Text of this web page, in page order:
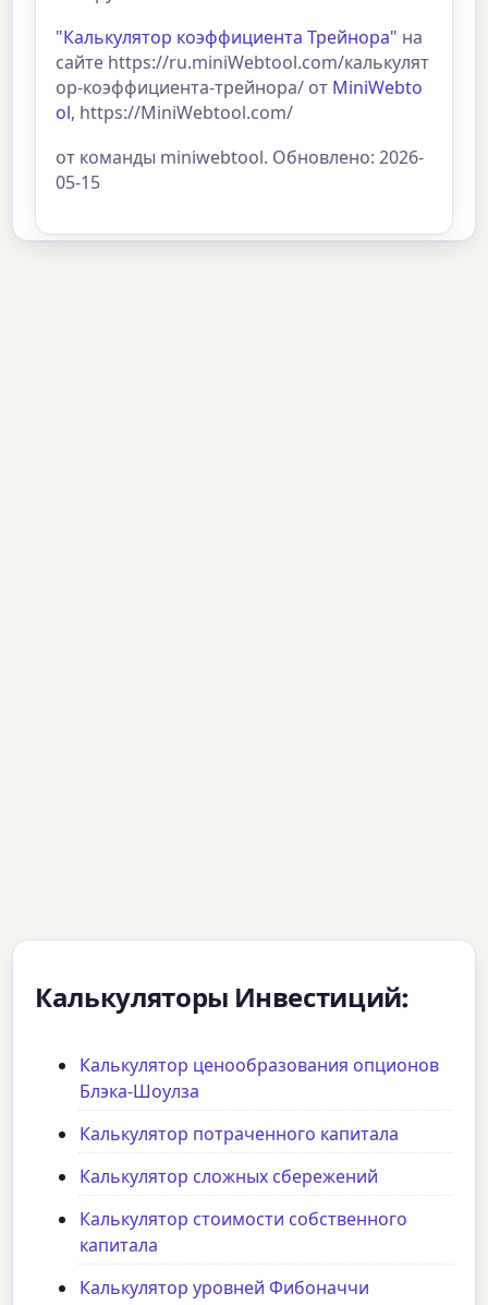
"Калькулятор коэффициента Трейнора" на
сайте https://ru.miniWebtool.com/калькулят
ор-коэффициента-трейнора/ от MiniWebto
ol, https://MiniWebtool.com/
от команды miniwebtool. Обновлено: 2026-
05-15
Калькуляторы Инвестиций:
Калькулятор ценообразования опционов
Блэка-Шоулза
Калькулятор потраченного капитала
Калькулятор сложных сбережений
Калькулятор стоимости собственного
капитала
Калькулятор уровней Фибоначчи